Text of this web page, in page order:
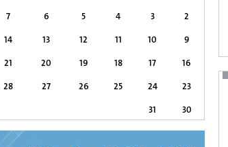
2
3
4
5
6
7
9
10
11
12
13
14
16
17
18
19
20
21
23
24
25
26
27
28
30
31